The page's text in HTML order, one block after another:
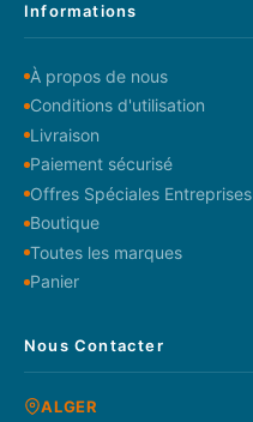
Informations
À propos de nous
Conditions d'utilisation
Livraison
Paiement sécurisé
Offres Spéciales Entreprises
Boutique
Toutes les marques
Panier
Nous Contacter
ALGER